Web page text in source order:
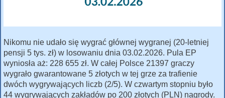
Nikomu nie udało się wygrać głównej wygranej (20-letniej
pensji 5 tys. zł) w losowaniu dnia 03.02.2026. Pula EP
wyniosła aż: 228 655 zł. W całej Polsce 21397 graczy
wygrało gwarantowane 5 złotych w tej grze za trafienie
dwóch wygrywających liczb (2/5). W czwartym stopniu było
44 wygrywających zakładów po 200 złotych (PLN) nagrody.